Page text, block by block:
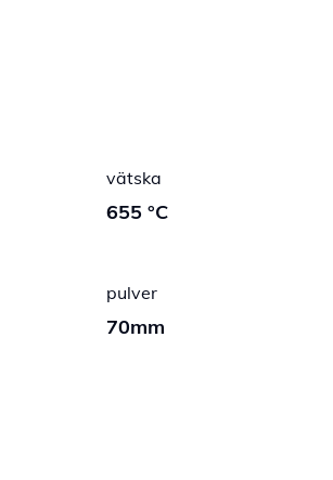
vätska
655 °C
pulver
70mm